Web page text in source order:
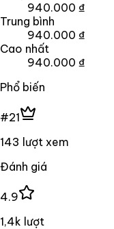
940.000 ₫
Trung bình
940.000 ₫
Cao nhất
940.000 ₫
Phổ biến
#21
143 lượt xem
Đánh giá
4.9
1,4k lượt